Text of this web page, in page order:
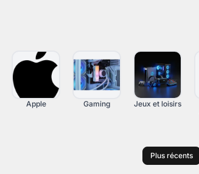
PC workstation
Voir plus
Apple Gaming Jeux et loisirs
Plus récents